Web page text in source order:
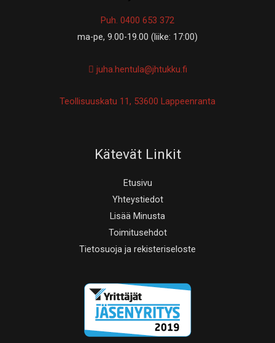
Puh. 0400 653 372
ma-pe, 9.00-19.00 (liike: 17:00)
juha.hentula@jhtukku.fi
Teollisuuskatu 11, 53600 Lappeenranta
Kätevät Linkit
Etusivu
Yhteystiedot
Lisää Minusta
Toimitusehdot
Tietosuoja ja rekisteriseloste